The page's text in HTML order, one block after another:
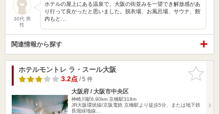
30代 男
性
ホテルの屋上にある温泉で、大阪の街並みを一望でき解放感があ
り行って良かったと思いました。脱衣場、お風呂場、サウナ、館
内もと…
関連情報から探す
お気に入
りに追加
ホテルモントレ ラ・スール大阪
3.2点/ 5 件
大阪府 / 大阪市中央区
神崎川駅6.90km 京橋駅318m
JR大阪環状線/京阪電鉄 京橋駅より徒歩5分、または地下鉄
長堀緑地線…